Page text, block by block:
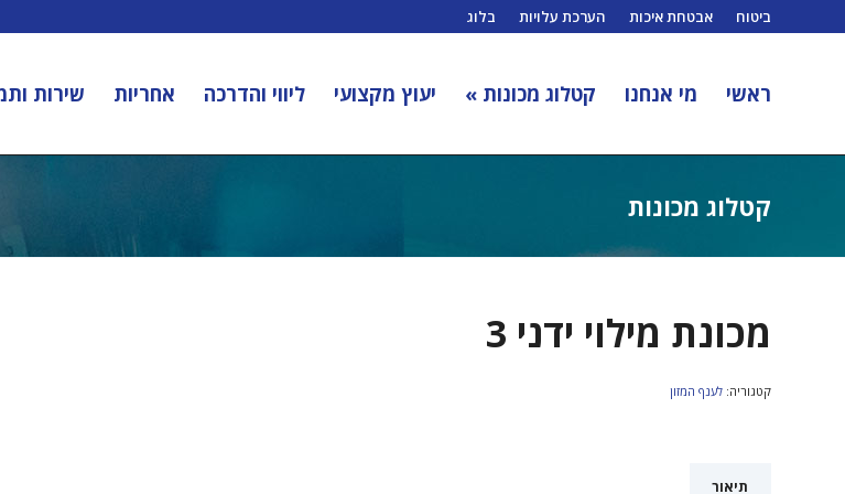
ביטוח אבטחת איכות הערכת עלויות בלוג
ראשי מי אנחנו קטלוג מכונות » יעוץ מקצועי ליווי והדרכה אחריות שירות
קטלוג מכונות
מכונת מילוי ידני 3
קטגוריה: לענף המזון
תיאור